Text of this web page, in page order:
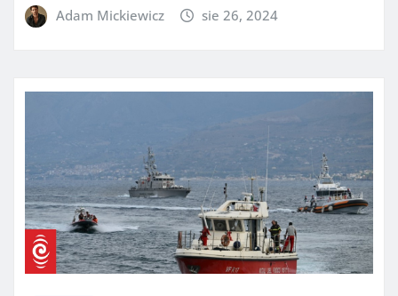
Adam Mickiewicz sie 26, 2024